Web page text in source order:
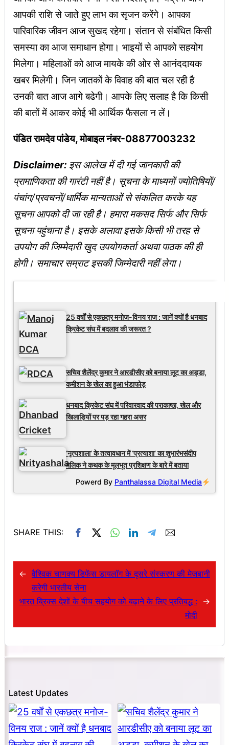
आपकी राशि से जाते हुए लाभ का सृजन करेंगे। आपका
पारिवारिक जीवन आज सुखद रहेगा। संतान से संबंधित किसी
समस्या का आज समाधान होगा। भाइयों से आपको सहयोग
मिलेगा। महिलाओं को आज मायके की ओर से आनंददायक
खबर मिलेगी। जिन जातकों के विवाह की बात चल रही है
उनकी बात आज आगे बढेगी। आपके लिए सलाह है कि किसी
की बातों में आकर कोई भी आर्थिक फैसला न लें।
पंडित रामदेव पांडेय, मोबाइल नंबर-08877003232
Disclaimer: इस आलेख में दी गई जानकारी की
प्रामाणिकता की गारंटी नहीं है। सूचना के माध्यमों ज्योतिषियों/
पंचांग/प्रवचनों/धार्मिक मान्यताओं से संकलित करके यह
सूचना आपको दी जा रही है। हमारा मकसद सिर्फ और सिर्फ
सूचना पहुंचाना है। इसके अलावा इसके किसी भी तरह से
उपयोग की जिम्मेदारी खुद उपयोगकर्ता अथवा पाठक की ही
होगी। समाचार सम्राट इसकी जिम्मेदारी नहीं लेगा।
25 वर्षों से एकछत्र मनोज-विनय राज : जानें क्यों है धनबाद
क्रिकेट संघ में बदलाव की जरूरत ?
सचिव शैलेंद्र कुमार ने आरडीसीए को बनाया लूट का अड्डा,
कमीशन के खेल का हुआ भंडाफोड़
धनबाद क्रिकेट संघ में परिवारवाद की पराकाष्ठा, खेल और
खिलाड़ियों पर पड़ रहा गहरा असर
‘नृत्यशाला’ के तत्वावधान में ‘प्रत्याशा’ का शुभारंभसंदीप
मलिक ने कथक के मूलभूत प्रशिक्षण के बारे में बताया
Powerd By Panthalassa Digital Media
SHARE THIS:
← वैश्विक चाणक्य डिफेंस डायलॉग के दूसरे संस्करण की मेजबानी
करेगी भारतीय सेना
भारत ब्रिक्स देशों के बीच सहयोग को बढ़ाने के लिए प्रतिबद्ध :
मोदी
→
Latest Updates